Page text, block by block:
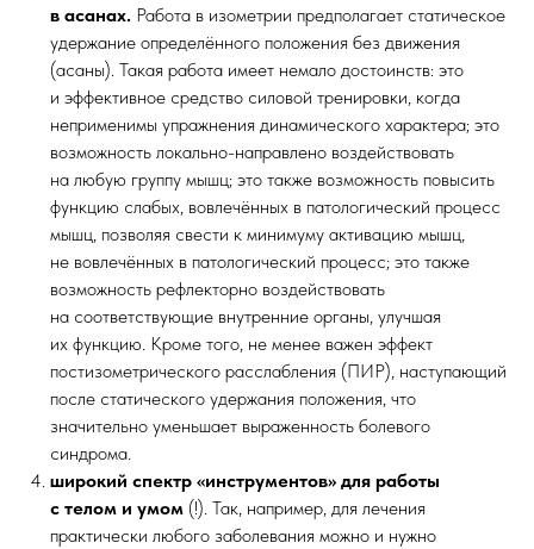
в асанах. Работа в изометрии предполагает статическое
удержание определённого положения без движения
(асаны). Такая работа имеет немало достоинств: это
и эффективное средство силовой тренировки, когда
неприменимы упражнения динамического характера; это
возможность локально-направлено воздействовать
на любую группу мышц; это также возможность повысить
функцию слабых, вовлечённых в патологический процесс
мышц, позволяя свести к минимуму активацию мышц,
не вовлечённых в патологический процесс; это также
возможность рефлекторно воздействовать
на соответствующие внутренние органы, улучшая
их функцию. Кроме того, не менее важен эффект
постизометрического расслабления (ПИР), наступающий
после статического удержания положения, что
значительно уменьшает выраженность болевого
синдрома.
широкий спектр «инструментов» для работы
с телом и умом (!). Так, например, для лечения
практически любого заболевания можно и нужно